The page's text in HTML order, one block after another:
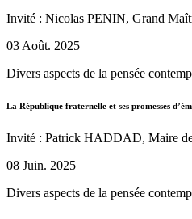
Invité : Nicolas PENIN, Grand
03 Août. 2025
Divers aspects de la pensée
La République fraternelle et ses promesses
Invité : Patrick HADDAD, Maire
08 Juin. 2025
Divers aspects de la pensée